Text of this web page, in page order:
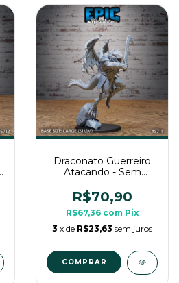
Draconato Guerreiro
Atacando - Sem
Grande Para RPG de
Mesa
R$70,90
R$67,36 com Pix
3 x de R$23,63 sem juros